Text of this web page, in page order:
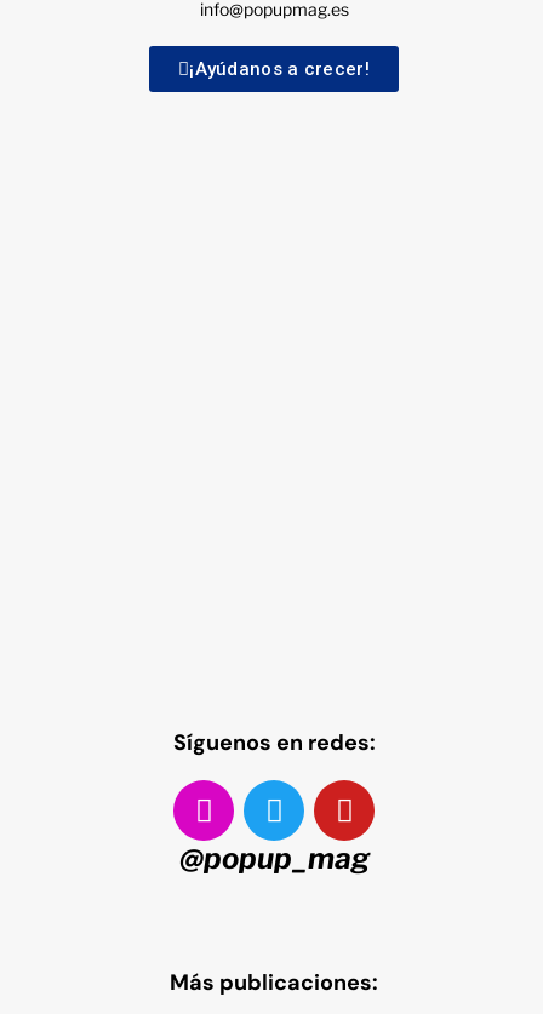
info@popupmag.es
¡Ayúdanos a crecer!
Síguenos en redes:
@popup_mag
Más publicaciones: